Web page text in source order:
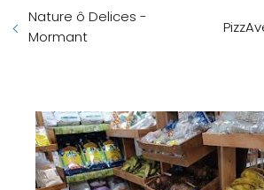
Nature ô Delices -
Mormant